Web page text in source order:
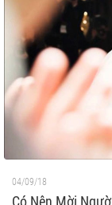
04/09/18
Có Nên Mời